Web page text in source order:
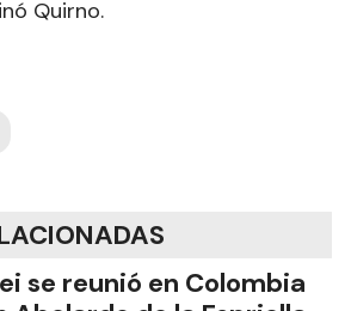
Quirno.
se reunió en Colombia